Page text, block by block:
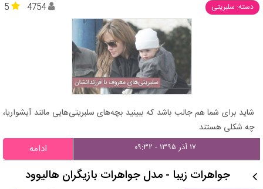
دسته: سلبریتی 5 4754
شاید برای شما هم جالب باشد که ببینید بچه‌های سلبریتی‌هایی مانند آیشواریا،
چه شکلی هستند
۱۷ آذر ۱۳۹۵ - ۰۹:۳۲ ادامه
جواهرات زیبا - مدل جواهرات بازیگران هالیوود